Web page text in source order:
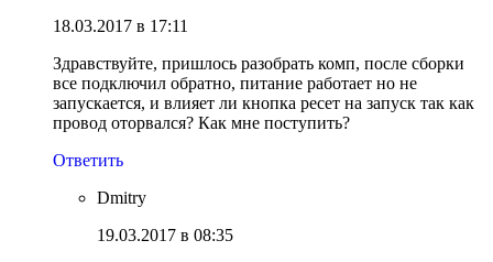
18.03.2017 в 17:11
Здравствуйте, пришлось разобрать комп, после сборки
все подключил обратно, питание работает но не
запускается, и влияет ли кнопка ресет на запуск так как
провод оторвался? Как мне поступить?
Ответить
Dmitry
19.03.2017 в 08:35